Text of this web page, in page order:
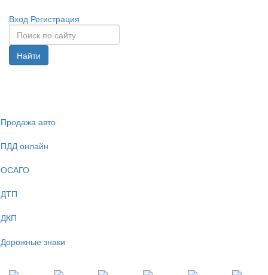
Вход Регистрация
Найти
Продажа авто
ПДД онлайн
ОСАГО
ДТП
ДКП
Дорожные знаки